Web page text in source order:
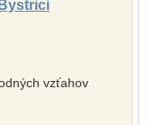
vzťahov